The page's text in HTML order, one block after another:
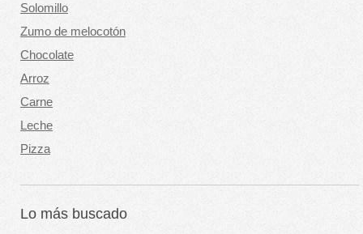
Solomillo
Zumo de melocotón
Chocolate
Arroz
Carne
Leche
Pizza
Lo más buscado